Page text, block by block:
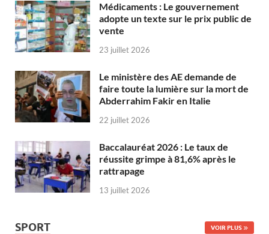
Médicaments : Le gouvernement
adopte un texte sur le prix public de
vente
23 juillet 2026
Le ministère des AE demande de
faire toute la lumière sur la mort de
Abderrahim Fakir en Italie
22 juillet 2026
Baccalauréat 2026 : Le taux de
réussite grimpe à 81,6% après le
rattrapage
13 juillet 2026
SPORT VOIR PLUS